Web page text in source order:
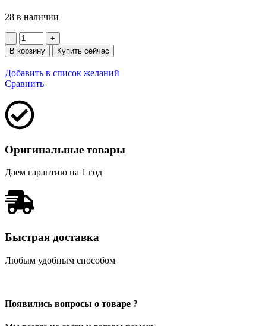
28 в наличии
В корзину Купить сейчас
Добавить в список желаний
Сравнить
Оригинальные товары
Даем гарантию на 1 год
Быстрая доставка
Любым удобным способом
Появились вопросы о товаре ?